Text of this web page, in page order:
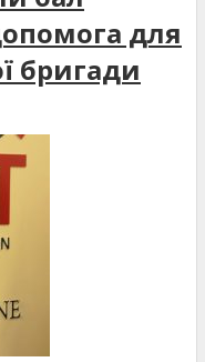
для
бригади